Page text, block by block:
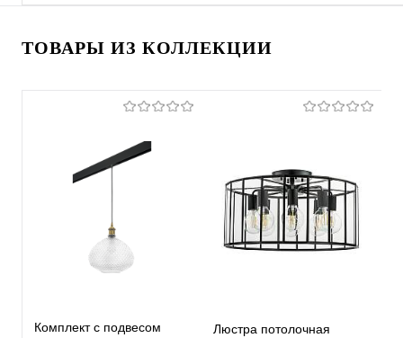
ТОВАРЫ ИЗ КОЛЛЕКЦИИ
Комплект с подвесом
Люстра потолочная